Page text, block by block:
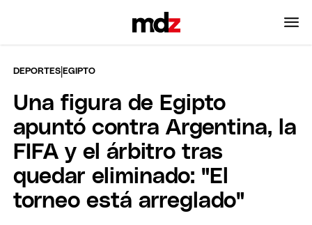
DEPORTES |EGIPTO
Una figura de Egipto
apuntó contra Argentina, la
FIFA y el árbitro tras
quedar eliminado: "El
torneo está arreglado"